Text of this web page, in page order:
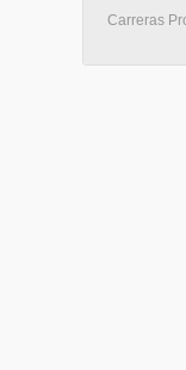
Carreras